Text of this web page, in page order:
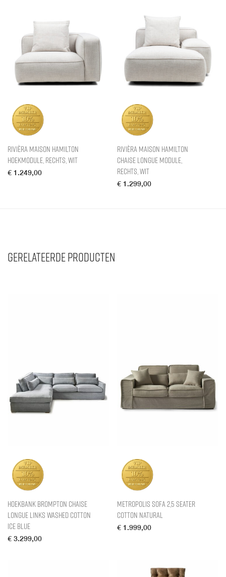
Rivièra Maison Hamilton
hoekmodule, Rechts, Wit
€ 1.249,00
Rivièra Maison Hamilton
chaise longue module,
Rechts, Wit
€ 1.299,00
Gerelateerde producten
Hoekbank Brompton Chaise
Longue Links Washed Cotton
Ice Blue
€ 3.299,00
Metropolis Sofa 2,5 Seater
Cotton Natural
€ 1.999,00